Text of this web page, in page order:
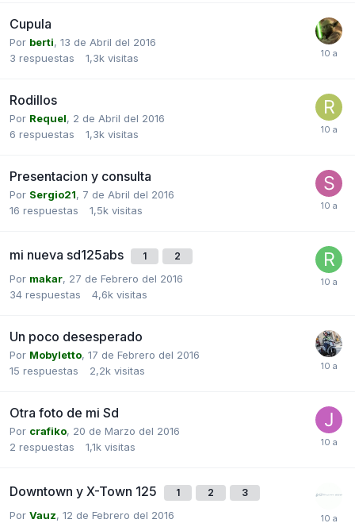
Cupula
Por berti, 13 de Abril del 2016
3 respuestas 1,3k visitas
Rodillos
Por Requel, 2 de Abril del 2016
6 respuestas 1,3k visitas
Presentacion y consulta
Por Sergio21, 7 de Abril del 2016
16 respuestas 1,5k visitas
mi nueva sd125abs 1 2
Por makar, 27 de Febrero del 2016
34 respuestas 4,6k visitas
Un poco desesperado
Por Mobyletto, 17 de Febrero del 2016
15 respuestas 2,2k visitas
Otra foto de mi Sd
Por crafiko, 20 de Marzo del 2016
2 respuestas 1,1k visitas
Downtown y X-Town 125 1 2 3
Por Vauz, 12 de Febrero del 2016